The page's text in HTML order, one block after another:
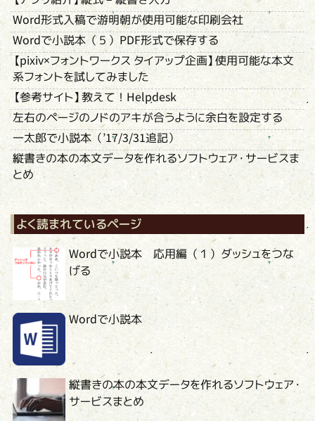
Word形式入稿で游明朝が使用可能な印刷会社
Wordで小説本（５）PDF形式で保存する
【pixiv×フォントワークス タイアップ企画】使用可能な本文
系フォントを試してみました
【参考サイト】教えて！Helpdesk
左右のページのノドのアキが合うように余白を設定する
一太郎で小説本（’17/3/31追記）
縦書きの本の本文データを作れるソフトウェア・サービスま
とめ
よく読まれているページ
Wordで小説本 応用編（１）ダッシュをつな
げる
Wordで小説本
縦書きの本の本文データを作れるソフトウェア・
サービスまとめ